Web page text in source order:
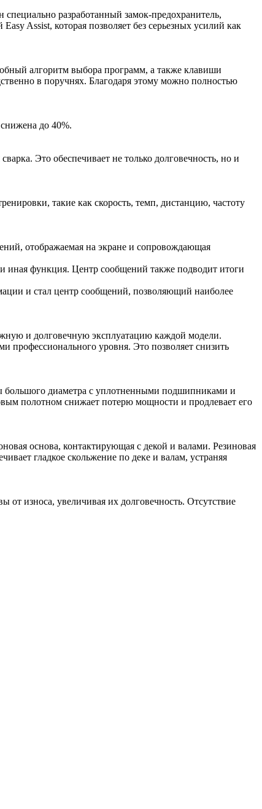
разработанный замок-предохранитель,
Assist, которая позволяет без серьезных усилий как
алгоритм выбора программ, а также клавиши
в поручнях. Благодаря этому можно полностью
до 40%.
Это обеспечивает не только долговечность, но и
такие как скорость, темп, дистанцию, частоту
отображаемая на экране и сопровождающая
иная функция. Центр сообщений также подводит итоги
и стал центр сообщений, позволяющий наиболее
и долговечную эксплуатацию каждой модели.
профессионального уровня. Это позволяет снизить
большого диаметра с уплотненными подшипниками и
полотном снижает потерю мощности и продлевает его
основа, контактирующая с декой и валами. Резиновая
гладкое скольжение по деке и валам, устраняя
износа, увеличивая их долговечность. Отсутствие